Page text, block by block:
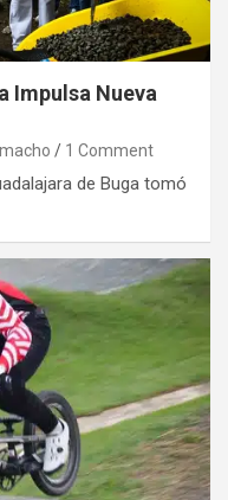
Impulsa Nueva
1 Comment
de Buga tomó